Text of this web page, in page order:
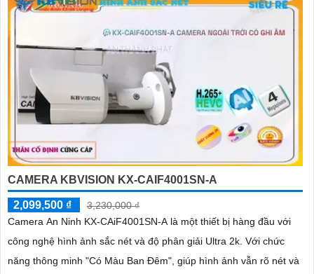
CAMERA KBVISION KX-CAIF4001SN-A
2,099,500 ₫
3,230,000 ₫
Camera An Ninh KX-CAiF4001SN-A là một thiết bị hàng đầu với
công nghệ hình ảnh sắc nét và độ phân giải Ultra 2k. Với chức
năng thông minh "Có Màu Ban Đêm", giúp hình ảnh vẫn rõ nét và